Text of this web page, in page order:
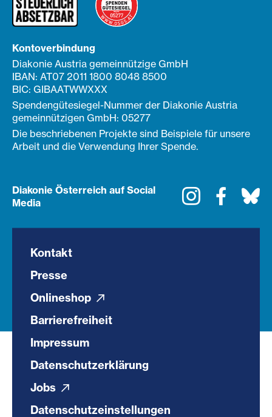
Kontoverbindung
Diakonie Austria gemeinnützige GmbH
IBAN: AT07 2011 1800 8048 8500
BIC: GIBAATWWXXX
Spendengütesiegel-Nummer der Diakonie Austria
gemeinnützigen GmbH: 05277
Die beschriebenen Projekte sind Beispiele für unsere
Arbeit und die Verwendung Ihrer Spende.
Diakonie Österreich auf Social
Media
Instagram
Kontakt
Presse
Onlineshop
Barrierefreiheit
Impressum
Datenschutzerklärung
Jobs
Datenschutzeinstellungen